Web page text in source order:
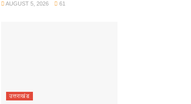
AUGUST 5, 2026 61
उत्तराखंड